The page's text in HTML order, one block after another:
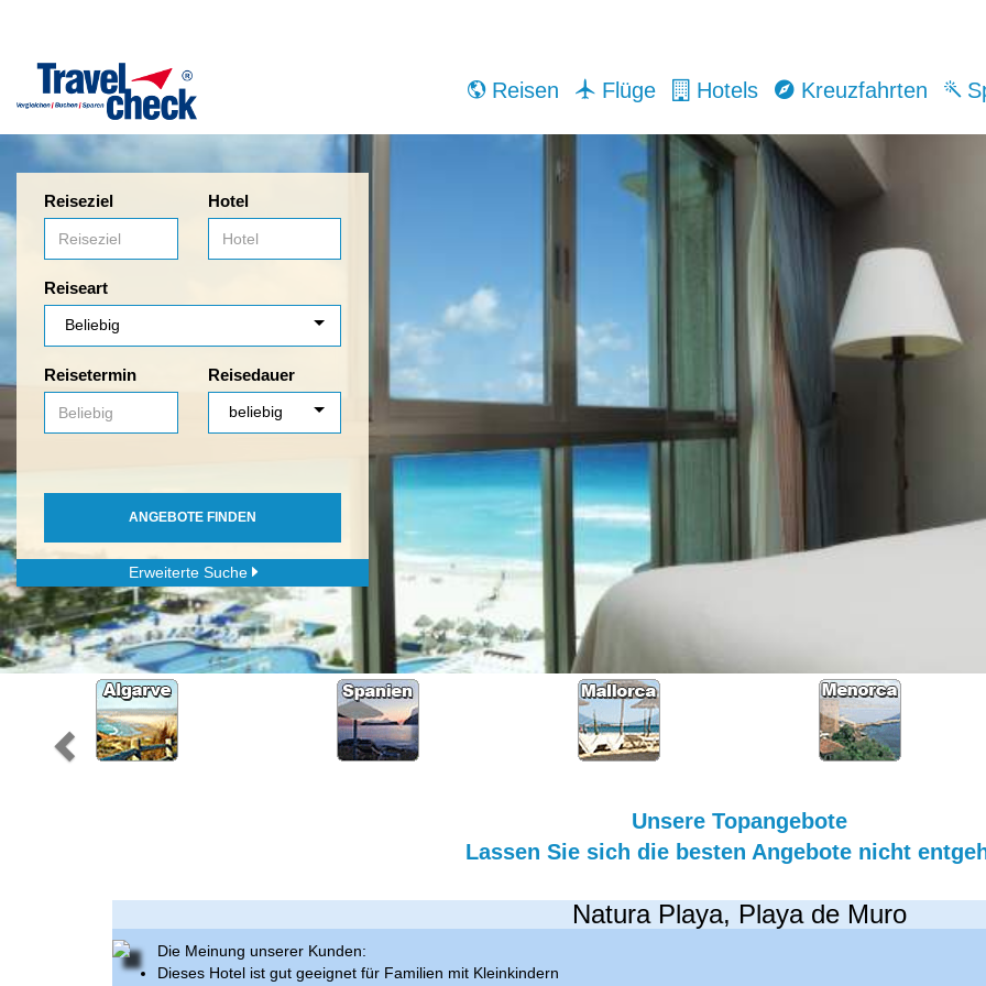
Reisen Flüge Hotels Kreuzfahrten
Reiseziel Hotel
Reiseart
Reisetermin Reisedauer
ANGEBOTE FINDEN
Erweiterte Suche
Unsere Topangebote
Lassen Sie sich die besten Angebote nicht
Natura Playa, Playa de Muro
Die Meinung unserer Kunden:
Dieses Hotel ist gut geeignet für Familien mit Kleinkindern